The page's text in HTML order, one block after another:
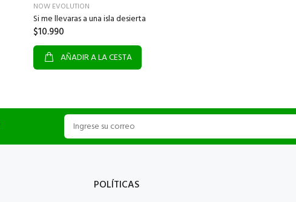
NOW EVOLUTION
Si me llevaras a una isla desierta
$10.990
AÑADIR A LA CESTA
POLÍTICAS